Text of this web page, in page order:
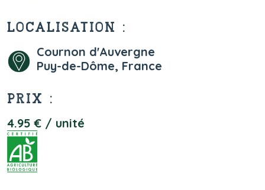
LOCALISATION :
Cournon d'Auvergne
Puy-de-Dôme, France
PRIX :
4.95 € / unité